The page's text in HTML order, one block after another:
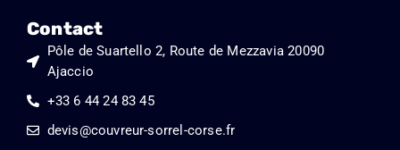
Contact
Pôle de Suartello 2, Route de Mezzavia 20090
Ajaccio
+33 6 44 24 83 45
devis@couvreur-sorrel-corse.fr